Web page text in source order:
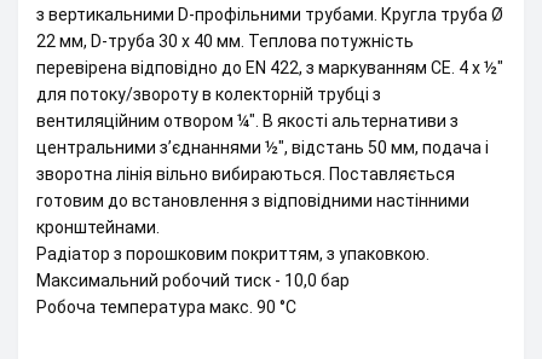
з вертикальними D-профільними трубами. Кругла труба Ø
22 мм, D-труба 30 х 40 мм. Теплова потужність
перевірена відповідно до EN 422, з маркуванням CE. 4 x ½"
для потоку/звороту в колекторній трубці з
вентиляційним отвором ¼". В якості альтернативи з
центральними з’єднаннями ½", відстань 50 мм, подача і
зворотна лінія вільно вибираються. Поставляється
готовим до встановлення з відповідними настінними
кронштейнами.
Радіатор з порошковим покриттям, з упаковкою.
Максимальний робочий тиск - 10,0 бар
Робоча температура макс. 90 °C